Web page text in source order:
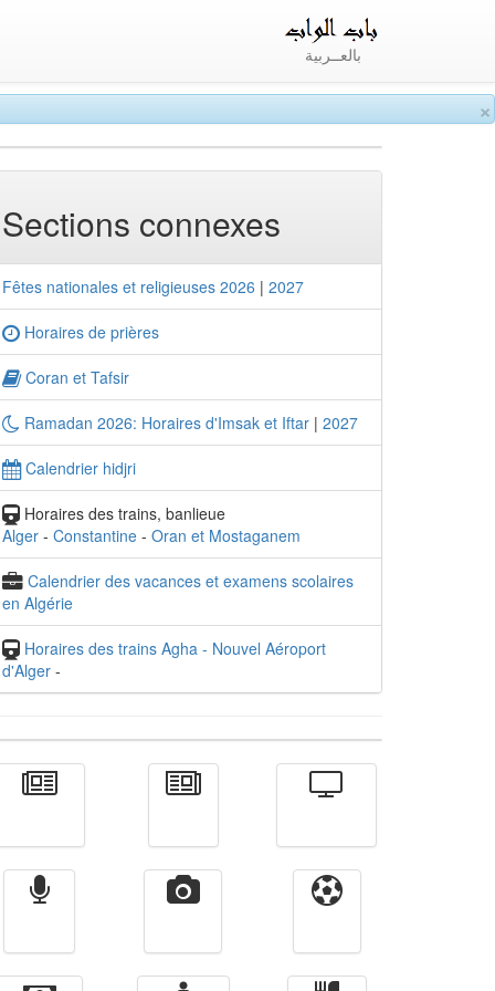
×
بالعــربية
Sections connexes
Fêtes nationales et religieuses 2026 | 2027
Horaires de prières
Coran et Tafsir
Ramadan 2026: Horaires d'Imsak et Iftar | 2027
Calendrier hidjri
Horaires des trains, banlieue
Alger - Constantine - Oran et Mostaganem
Calendrier des vacances et examens scolaires
en Algérie
Horaires des trains Agha - Nouvel Aéroport
d'Alger -